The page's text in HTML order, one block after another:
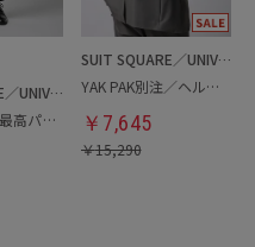
SUIT SQUARE／UNIVERSAL LANGUAGE
春夏／涼しい最高パンツ
SUIT SQUARE／UNIVERSAL LANGUAGE
YAK PAK別注／ヘルメットバッグ
￥ 7,645
￥15,290